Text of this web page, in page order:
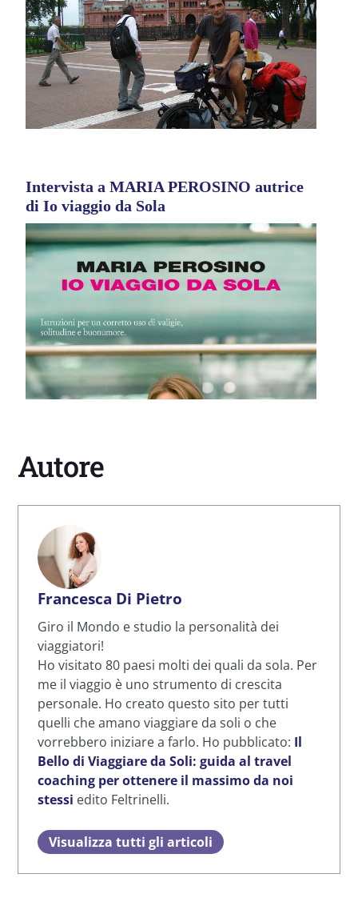
Intervista a MARIA PEROSINO autrice
di Io viaggio da Sola
Autore
Francesca Di Pietro
Giro il Mondo e studio la personalità dei
viaggiatori!
Ho visitato 80 paesi molti dei quali da sola. Per
me il viaggio è uno strumento di crescita
personale. Ho creato questo sito per tutti
quelli che amano viaggiare da soli o che
vorrebbero iniziare a farlo. Ho pubblicato: Il
Bello di Viaggiare da Soli: guida al travel
coaching per ottenere il massimo da noi
stessi edito Feltrinelli.
Visualizza tutti gli articoli